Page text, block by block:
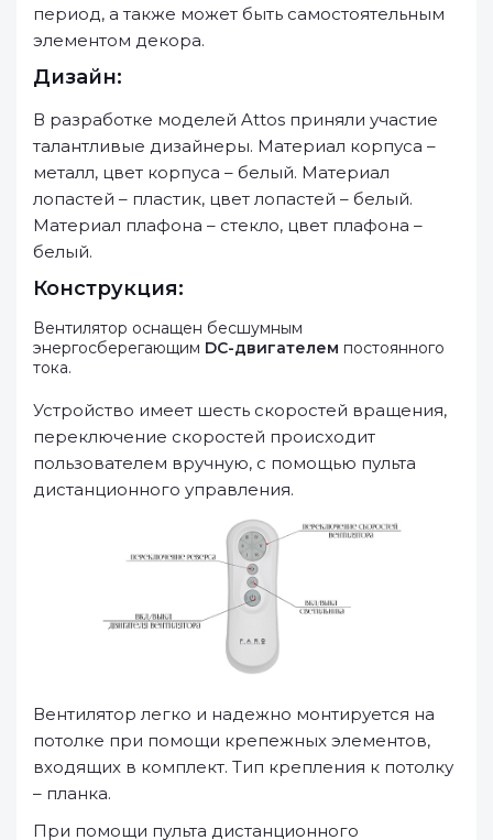
период, а также может быть самостоятельным
элементом декора.
Дизайн:
В разработке моделей Attos приняли участие
талантливые дизайнеры. Материал корпуса –
металл, цвет корпуса – белый. Материал
лопастей – пластик, цвет лопастей – белый.
Материал плафона – стекло, цвет плафона –
белый.
Конструкция:
Вентилятор оснащен бесшумным
энергосберегающим DC-двигателем постоянного
тока.
Устройство имеет шесть скоростей вращения,
переключение скоростей происходит
пользователем вручную, с помощью пульта
дистанционного управления.
Вентилятор легко и надежно монтируется на
потолке при помощи крепежных элементов,
входящих в комплект. Тип крепления к потолку
– планка.
При помощи пульта дистанционного